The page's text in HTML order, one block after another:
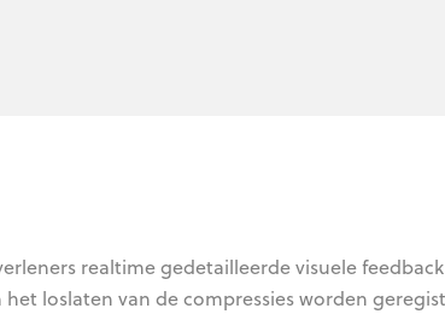
realtime gedetailleerde visuele
loslaten van de compressies worden